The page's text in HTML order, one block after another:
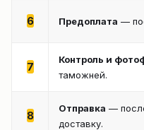
6 Предоплата —
7
Контроль и
таможней.
8
Отправка —
доставку.